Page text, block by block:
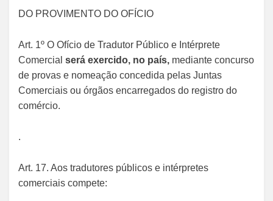
DO PROVIMENTO DO OFÍCIO
Art. 1º O Ofício de Tradutor Público e Intérprete
Comercial será exercido, no país, mediante concurso
de provas e nomeação concedida pelas Juntas
Comerciais ou órgãos encarregados do registro do
comércio.
.
Art. 17. Aos tradutores públicos e intérpretes
comerciais compete: